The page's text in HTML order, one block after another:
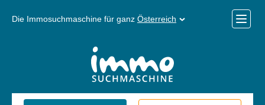
Die Immosuchmaschine für ganz Österreich
Menü